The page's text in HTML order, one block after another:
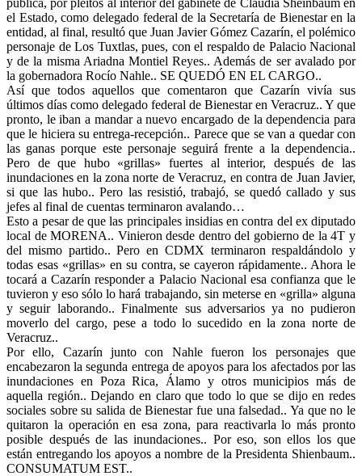
el Estado, como delegado federal de la Secretaría de Bienestar en la
entidad, al final, resultó que Juan Javier Gómez Cazarín, el polémico
personaje de Los Tuxtlas, pues, con el respaldo de Palacio Nacional
y de la misma Ariadna Montiel Reyes.. Además de ser avalado por
la gobernadora Rocío Nahle.. SE QUEDÓ EN EL CARGO..
Así que todos aquellos que comentaron que Cazarín vivía sus
últimos días como delegado federal de Bienestar en Veracruz.. Y que
pronto, le iban a mandar a nuevo encargado de la dependencia para
que le hiciera su entrega-recepción.. Parece que se van a quedar con
las ganas porque este personaje seguirá frente a la dependencia..
Pero de que hubo «grillas» fuertes al interior, después de las
inundaciones en la zona norte de Veracruz, en contra de Juan Javier,
si que las hubo.. Pero las resistió, trabajó, se quedó callado y sus
jefes al final de cuentas terminaron avalando…
Esto a pesar de que las principales insidias en contra del ex diputado
local de MORENA.. Vinieron desde dentro del gobierno de la 4T y
del mismo partido.. Pero en CDMX terminaron respaldándolo y
todas esas «grillas» en su contra, se cayeron rápidamente.. Ahora le
tocará a Cazarín responder a Palacio Nacional esa confianza que le
tuvieron y eso sólo lo hará trabajando, sin meterse en «grilla» alguna
y seguir laborando.. Finalmente sus adversarios ya no pudieron
moverlo del cargo, pese a todo lo sucedido en la zona norte de
Veracruz..
Por ello, Cazarín junto con Nahle fueron los personajes que
encabezaron la segunda entrega de apoyos para los afectados por las
inundaciones en Poza Rica, Álamo y otros municipios más de
aquella región.. Dejando en claro que todo lo que se dijo en redes
sociales sobre su salida de Bienestar fue una falsedad.. Ya que no le
quitaron la operación en esa zona, para reactivarla lo más pronto
posible después de las inundaciones.. Por eso, son ellos los que
están entregando los apoyos a nombre de la Presidenta Shienbaum..
CONSUMATUM EST..